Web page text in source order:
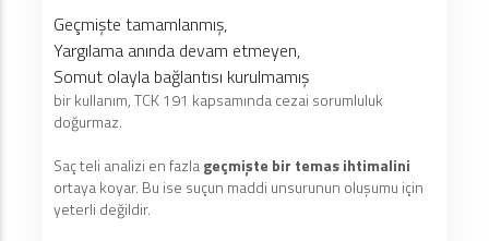
Geçmişte tamamlanmış,
Yargılama anında devam etmeyen,
Somut olayla bağlantısı kurulmamış
bir kullanım, TCK 191 kapsamında cezai sorumluluk
doğurmaz.
Saç teli analizi en fazlageçmişte bir temas ihtimalini
ortaya koyar. Bu ise suçun maddi unsurunun oluşumu için
yeterli değildir.